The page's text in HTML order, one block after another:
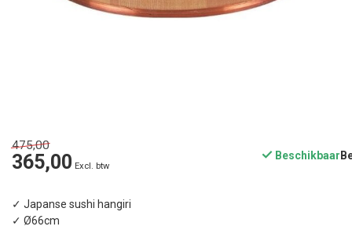
475,00
365,00 Excl. btw
Beschikbaar
✓ Japanse sushi hangiri
✓ Ø66cm